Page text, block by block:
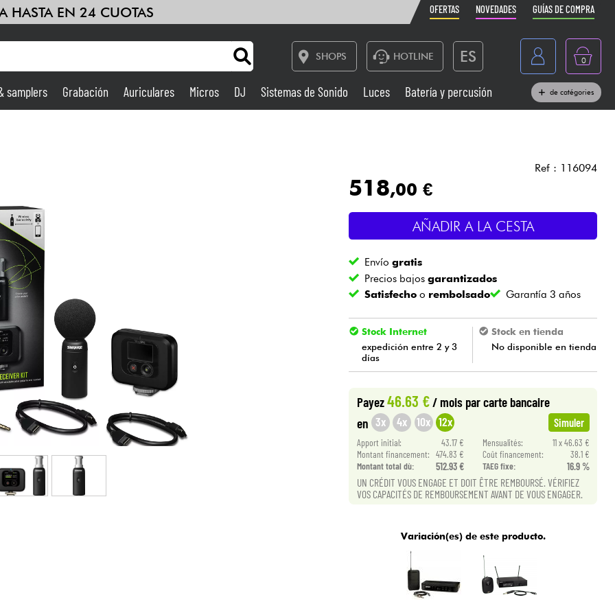
HASTA EN 24 CUOTAS OFERTAS NOVEDADES GUÍAS DE COMPRA
SHOPS HOTLINE ES
France
Belgique
Nederland
0
Sistemas de Sonido
Vientos
Cables & Acces.
Bundle
Ver nuestras marcas
samplers Grabación Auriculares Micros DJ Sistemas de Sonido Luces Batería y percusión de catégories
Ref : 116094
518,00 €
AÑADIR A LA CESTA
Envíogratis
Precios bajosgarantizados
Satisfecho o rembolsado Garantía 3 años
Stock Internet
expedición entre 2 y 3
días
Stock en tienda
No disponible en tienda
Payez46.63 €/ mois par carte bancaire
en 3x 4x 10x 12x Simuler
Apport initial: 43.17 € Mensualités:
11 x 46.63 €
Montant financement: 474.83 € Coût financement:
38.1 €
Montant total dù:
512.93 € TAEG fixe: 16.9 %
UN CRÉDIT VOUS ENGAGE ET DOIT ÊTRE REMBOURSÉ. VÉRIFIEZ
VOS CAPACITÉS DE REMBOURSEMENT AVANT DE VOUS ENGAGER.
Variación(es) de este producto.